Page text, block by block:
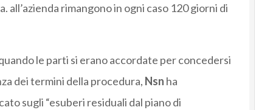
rimangono in ogni caso 120 giorni di
le parti si erano accordate per concedersi
dei termini della procedura, Nsn ha
sugli “esuberi residuali dal piano di